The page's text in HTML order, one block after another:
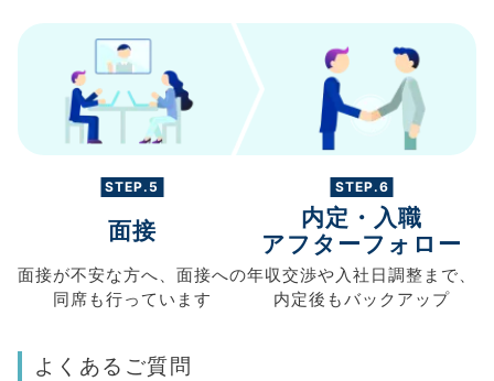
STEP.5
面接
面接が不安な方へ、 面接への
同席も行っています
STEP.6
内定・入職
アフターフォロー
年収交渉や入社日調整まで、
内定後もバックアップ
よくあるご質問